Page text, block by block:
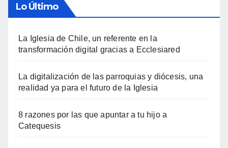
Lo Último
La Iglesia de Chile, un referente en la
transformación digital gracias a Ecclesiared
La digitalización de las parroquias y diócesis, una
realidad ya para el futuro de la Iglesia
8 razones por las que apuntar a tu hijo a
Catequesis